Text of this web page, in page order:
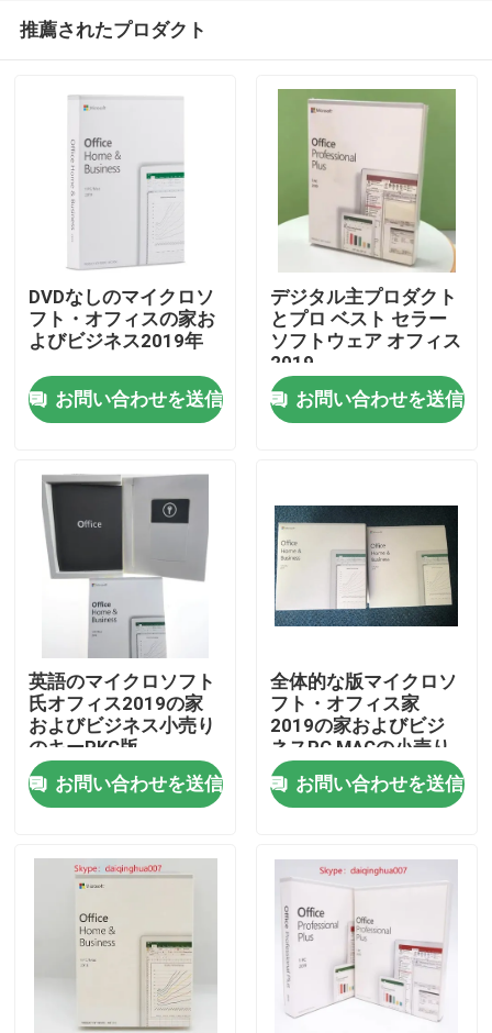
家
ビデオ
私達について
工場旅行
品質管理
私達に連絡しなさい
ニュース
ソフトウェア免許証のキー
推薦されたプロダクト
DVDなしのマイクロソ
フト・オフィスの家お
よびビジネス2019年
お問い合わせを送信
デジタル主プロダクト
とプロ ベスト セラー
ソフトウェア オフィス
2019
お問い合わせを送信
英語のマイクロソフト
氏オフィス2019の家
およびビジネス小売り
のキーPKC版
お問い合わせを送信
全体的な版マイクロソ
フト・オフィス家
2019の家およびビジ
ネスPC MACの小売り
の発券所の2019年の
HBのオフィス2019お
よびビジネス
お問い合わせを送信